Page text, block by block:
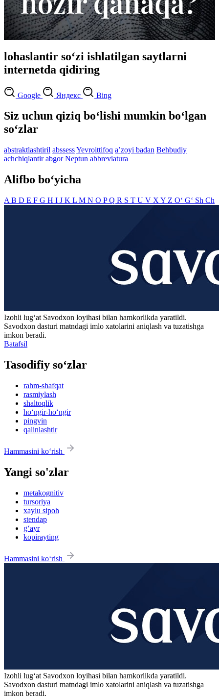
lohaslantir so‘zi ishlatilgan saytlarni
internetda qidiring
Google Яндекс Bing
Siz uchun qiziq bo‘lishi mumkin bo‘lgan
so‘zlar
abstraktlashtiril abssessYevroittifoq aʼzoyi badan Behbudiy
achchiqlantir abgor Neptun abbreviatura
Alifbo bo‘yicha
A B D E F G H I J K L M N O PQ R S T U V X Y Z O‘ G‘ Sh Ch
Izohli lugʻat Savodxon loyihasi bilan hamkorlikda yaratildi.
Savodxon dasturi matndagi imlo xatolarini aniqlash va tuzatishga
imkon beradi.
Batafsil
Tasodifiy so‘zlar
rahm-shafqat
rasmiylash
shaltoqlik
ho‘ngir-ho‘ngir
pingvin
qalinlashtir
Hammasini ko‘rish
Yangi so'zlar
metakognitiv
tursoriya
xaylu sipoh
stendap
g‘ayr
kopirayting
Hammasini ko‘rish
Izohli lugʻat Savodxon loyihasi bilan hamkorlikda yaratildi.
Savodxon dasturi matndagi imlo xatolarini aniqlash va tuzatishga
imkon beradi.